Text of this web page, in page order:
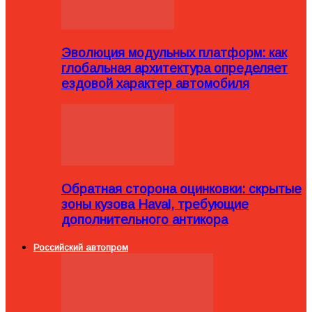
Эволюция модульных платформ: как
глобальная архитектура определяет
ездовой характер автомобиля
Обратная сторона оцинковки: скрытые
зоны кузова Haval, требующие
дополнительного антикора
Российский автопром